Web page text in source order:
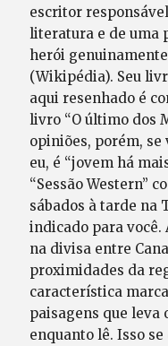
escritor
literatura e de uma
herói
(Wikipédia). Seu
aqui resenhado é
livro “O último dos
opiniões, porém,
eu, é “jovem há
“Sessão Western”
sábados à tarde na
indicado para você.
na divisa entre
proximidades da
característica
paisagens que leva
enquanto lê. Isso